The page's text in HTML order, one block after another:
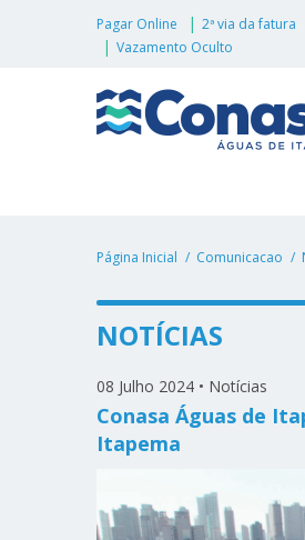
Pagar Online 2ª via da fatura
Vazamento Oculto
Página Inicial Comunicacao
NOTÍCIAS
08 Julho 2024 • Notícias
Conasa Águas de
Itapema